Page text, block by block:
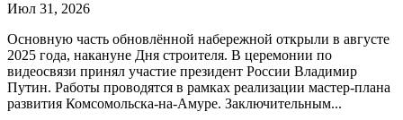
Июл 31, 2026
Основную часть обновлённой набережной открыли в августе
2025 года, накануне Дня строителя. В церемонии по
видеосвязи принял участие президент России Владимир
Путин. Работы проводятся в рамках реализации мастер-плана
развития Комсомольска-на-Амуре. Заключительным...